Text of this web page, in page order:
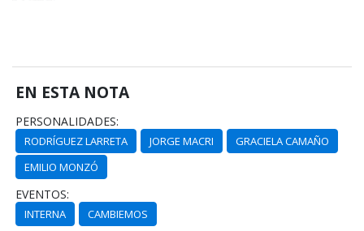
EN ESTA NOTA
PERSONALIDADES:
RODRÍGUEZ LARRETA JORGE MACRI
GRACIELA CAMAÑO
EMILIO MONZÓ
EVENTOS:
INTERNA CAMBIEMOS